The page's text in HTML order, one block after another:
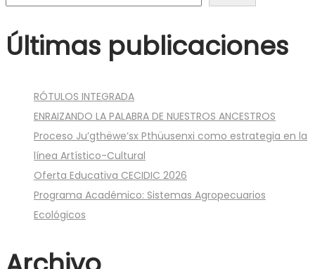
Últimas publicaciones
RÓTULOS INTEGRADA
ENRAIZANDO LA PALABRA DE NUESTROS ANCESTROS
Proceso Ju’gthëwe’sx Pthüusenxi como estrategia en la
línea Artístico-Cultural
Oferta Educativa CECIDIC 2026
Programa Académico: Sistemas Agropecuarios
Ecológicos